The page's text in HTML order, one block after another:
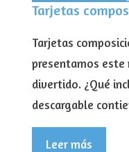
Tarjetas
Tarjetas
presentamos
divertido. ¿Qué
descargable
Leer más